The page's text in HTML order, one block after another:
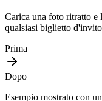
Carica una foto ritratto e
qualsiasi biglietto
Prima
Dopo
Esempio mostrato con